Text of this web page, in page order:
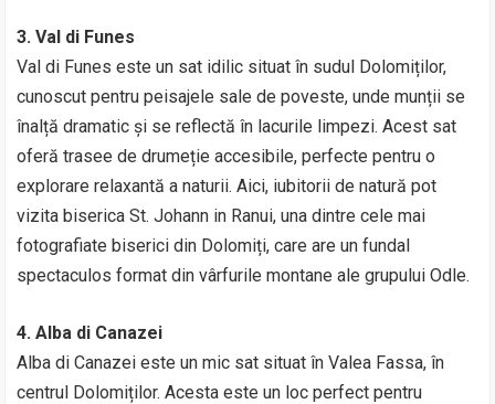
3. Val di Funes
Val di Funes este un sat idilic situat în sudul Dolomiților,
cunoscut pentru peisajele sale de poveste, unde munții se
înalță dramatic și se reflectă în lacurile limpezi. Acest sat
oferă trasee de drumeție accesibile, perfecte pentru o
explorare relaxantă a naturii. Aici, iubitorii de natură pot
vizita biserica St. Johann in Ranui, una dintre cele mai
fotografiate biserici din Dolomiți, care are un fundal
spectaculos format din vârfurile montane ale grupului Odle.
4. Alba di Canazei
Alba di Canazei este un mic sat situat în Valea Fassa, în
centrul Dolomiților. Acesta este un loc perfect pentru